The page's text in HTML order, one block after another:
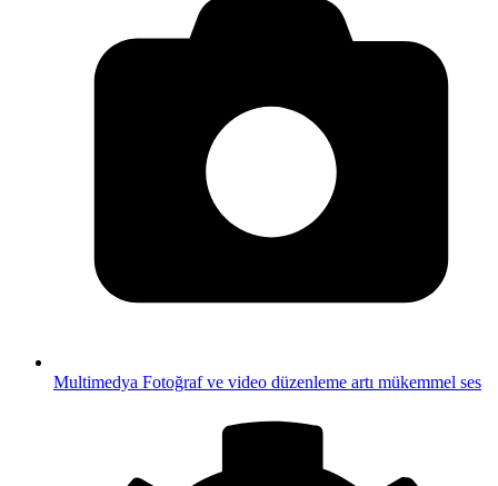
Multimedya Fotoğraf ve video düzenleme artı mükemmel ses